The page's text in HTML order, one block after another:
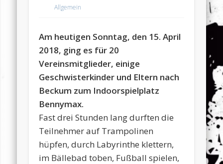
Allgemein
Am heutigen Sonntag, den 15. April
2018, ging es für 20
Vereinsmitglieder, einige
Geschwisterkinder und Eltern nach
Beckum zum Indoorspielplatz
Bennymax.
Fast drei Stunden lang durften die
Teilnehmer auf Trampolinen
hüpfen, durch Labyrinthe klettern,
im Bällebad toben, Fußball spielen,